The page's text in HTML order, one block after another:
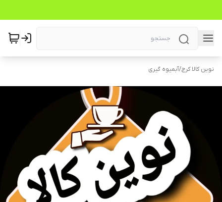
نوین کالا کرج/آبمیوه گیری